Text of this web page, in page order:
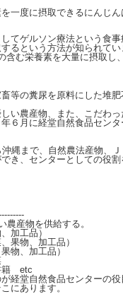
一度に摂取できるにんじん
てゲルソン療法という食事
るという方法が知られてい
む栄養素を大量に摂取し
等の糞尿を原料にした堆
い農産物、また、こだわ
６月に経堂自然食品センタ
縄まで、自然農法産物、
き、センターとしての役
農産物を供給する。
加工品）
果物、加工品）
物、加工品）
籍 etc
経堂自然食品センターの役
にあります。